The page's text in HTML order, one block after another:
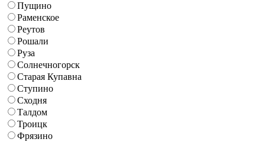
Пущино
Раменское
Реутов
Рошали
Руза
Солнечногорск
Старая Купавна
Ступино
Сходня
Талдом
Троицк
Фрязино